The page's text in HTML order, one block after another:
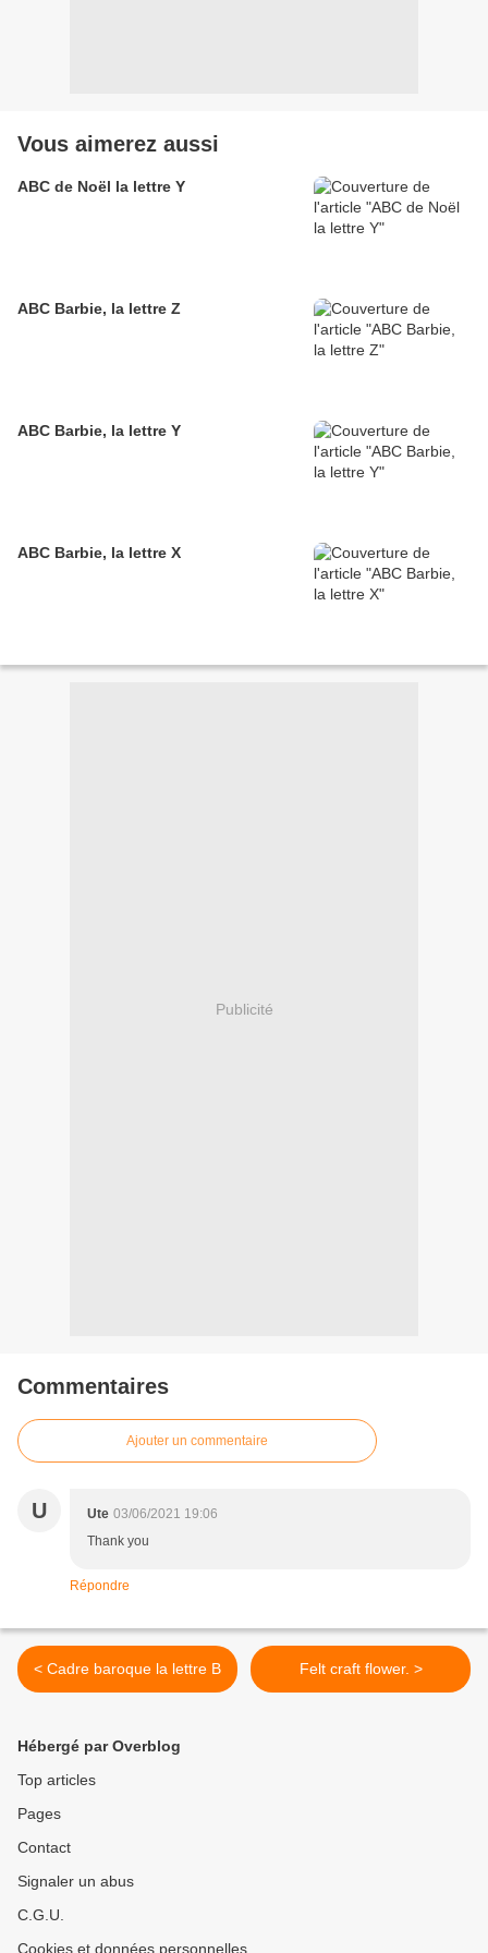
Vous aimerez aussi
ABC de Noël la lettre Y
ABC Barbie, la lettre Z
ABC Barbie, la lettre Y
ABC Barbie, la lettre X
Publicité
Commentaires
Ajouter un commentaire
U Ute 03/06/2021 19:06
Thank you
Répondre
< Cadre baroque la lettre B Felt craft flower. >
Hébergé par Overblog
Top articles
Pages
Contact
Signaler un abus
C.G.U.
Cookies et données personnelles